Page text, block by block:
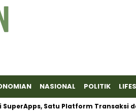
NASIONAL POLITIK
Satu Platform Transaksi dan